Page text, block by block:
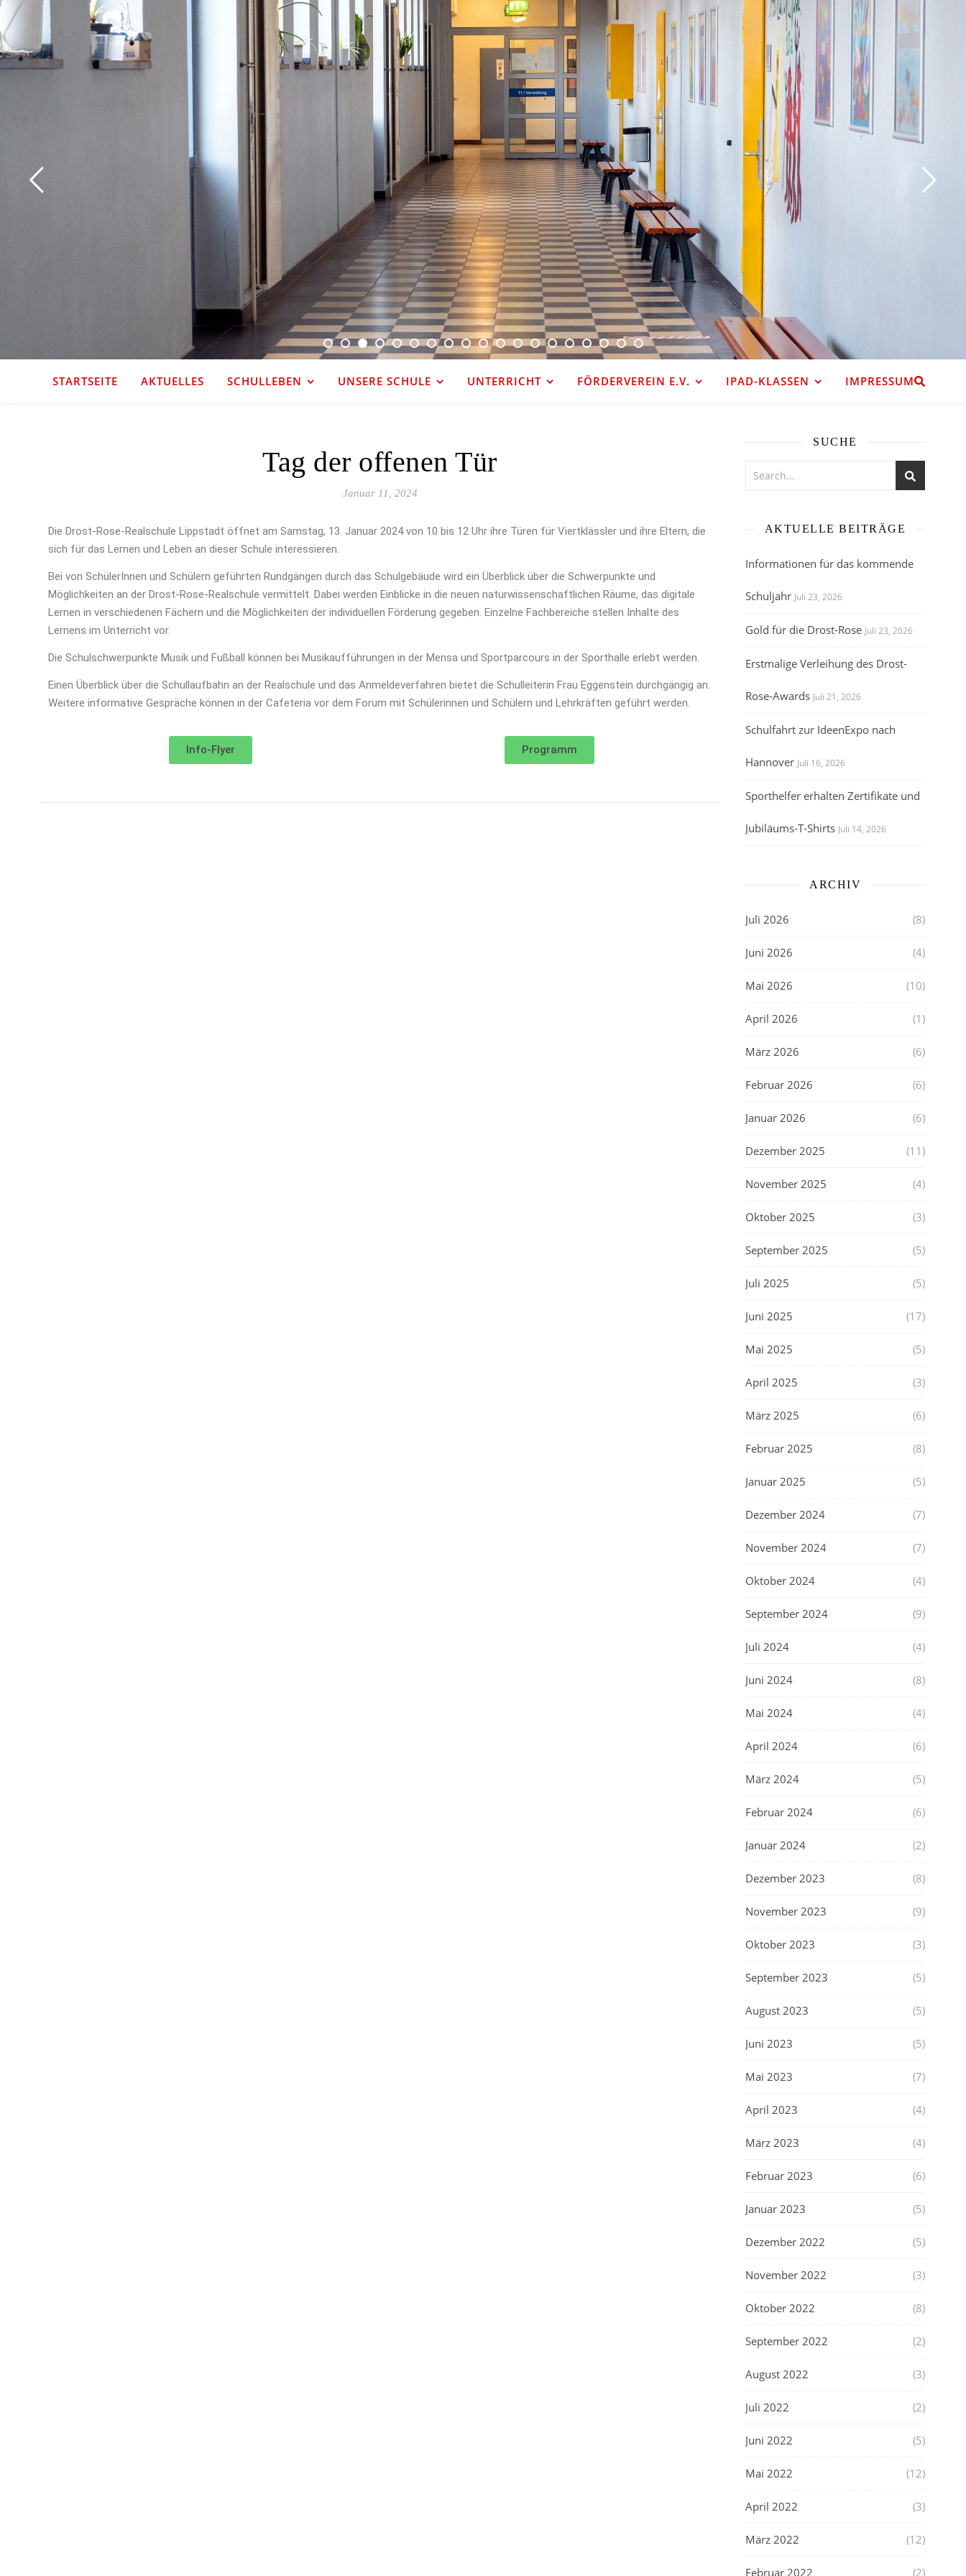
STARTSEITE AKTUELLES SCHULLEBEN UNSERE SCHULE UNTERRICHT FÖRDERVEREIN E.V. IPAD-KLASSEN IMPRESSUM
Tag der offenen Tür
Januar 11, 2024
Die Drost-Rose-Realschule Lippstadt öffnet am Samstag, 13. Januar 2024 von 10 bis 12 Uhr ihre Türen für Viertklässler und ihre Eltern, die
sich für das Lernen und Leben an dieser Schule interessieren.
Bei von SchülerInnen und Schülern geführten Rundgängen durch das Schulgebäude wird ein Überblick über die Schwerpunkte und
Möglichkeiten an der Drost-Rose-Realschule vermittelt. Dabei werden Einblicke in die neuen naturwissenschaftlichen Räume, das digitale
Lernen in verschiedenen Fächern und die Möglichkeiten der individuellen Förderung gegeben. Einzelne Fachbereiche stellen Inhalte des
Lernens im Unterricht vor.
Die Schulschwerpunkte Musik und Fußball können bei Musikaufführungen in der Mensa und Sportparcours in der Sporthalle erlebt werden.
Einen Überblick über die Schullaufbahn an der Realschule und das Anmeldeverfahren bietet die Schulleiterin Frau Eggenstein durchgängig an.
Weitere informative Gespräche können in der Cafeteria vor dem Forum mit Schülerinnen und Schülern und Lehrkräften geführt werden.
Info-Flyer Programm
SUCHE
AKTUELLE BEITRÄGE
Informationen für das kommende
Schuljahr Juli 23, 2026
Gold für die Drost-Rose Juli 23, 2026
Erstmalige Verleihung des Drost-
Rose-Awards Juli 21, 2026
Schulfahrt zur IdeenExpo nach
Hannover Juli 16, 2026
Sporthelfer erhalten Zertifikate und
Jubiläums-T-Shirts Juli 14, 2026
ARCHIV
Juli 2026 (8)
Juni 2026 (4)
Mai 2026 (10)
April 2026 (1)
März 2026 (6)
Februar 2026 (6)
Januar 2026 (6)
Dezember 2025 (11)
November 2025 (4)
Oktober 2025 (3)
September 2025 (5)
Juli 2025 (5)
Juni 2025 (17)
Mai 2025 (5)
April 2025 (3)
März 2025 (6)
Februar 2025 (8)
Januar 2025 (5)
Dezember 2024 (7)
November 2024 (7)
Oktober 2024 (4)
September 2024 (9)
Juli 2024 (4)
Juni 2024 (8)
Mai 2024 (4)
April 2024 (6)
März 2024 (5)
Februar 2024 (6)
Januar 2024 (2)
Dezember 2023 (8)
November 2023 (9)
Oktober 2023 (3)
September 2023 (5)
August 2023 (5)
Juni 2023 (5)
Mai 2023 (7)
April 2023 (4)
März 2023 (4)
Februar 2023 (6)
Januar 2023 (5)
Dezember 2022 (5)
November 2022 (3)
Oktober 2022 (8)
September 2022 (2)
August 2022 (3)
Juli 2022 (2)
Juni 2022 (5)
Mai 2022 (12)
April 2022 (3)
März 2022 (12)
Februar 2022 (2)